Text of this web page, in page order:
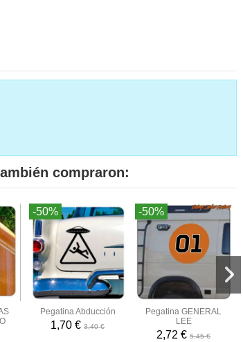
compraron:
-50%
Pegatina Abducción
1,70 €3,40 €
-50%
Pegatina GENERAL
LEE
2,72 €5,45 €